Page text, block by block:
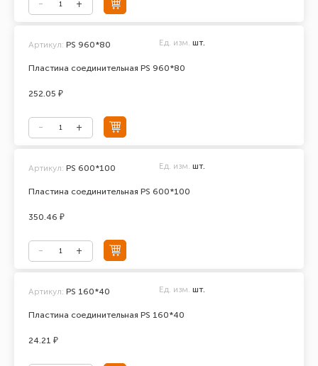
Пластина соединительная PS 960*80
Артикул: PS 960*80 Ед. изм. шт.
252.05 ₽
Пластина соединительная PS 600*100
Артикул: PS 600*100 Ед. изм. шт.
350.46 ₽
Пластина соединительная PS 160*40
Артикул: PS 160*40 Ед. изм. шт.
24.21 ₽